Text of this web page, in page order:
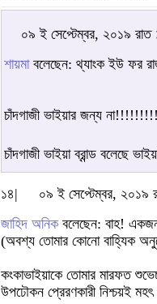
০৯ ই সেপ্টেম্বর, ২০১৯ রাত
শায়মাবলেছেন: থ্যাংক ইউ ফর
চাঁদগাজী ভাইয়ার জন্য
চাঁদগাজী ভাইয়া ব্রান্ড বলেছে
১৪|
০৯ ই সেপ্টেম্বর, ২০১৯
জাহিদ অনিকবলেছেন: বাহ! একজন
(অবশ্য তোমার কোনো বাহ্যিক
কংকাভাইয়াকে তোমার মারফত
উপঢৌকন প্রেরণকারী নিশ্চয়ই